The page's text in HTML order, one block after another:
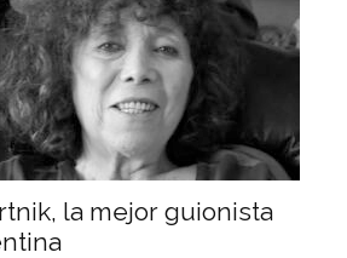
la mejor guionista